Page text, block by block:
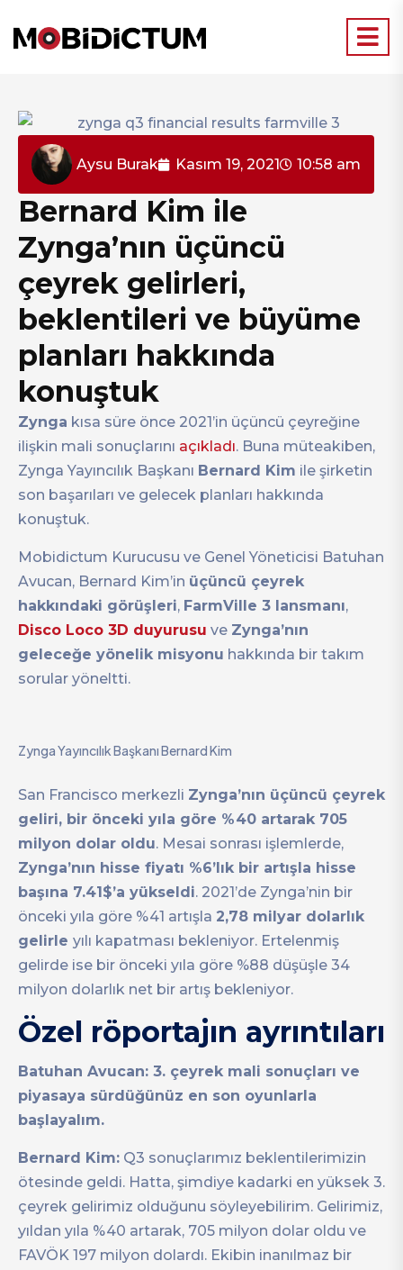
Aysu Burak Kasım 19, 2021 10:58 am
Bernard Kim ile
Zynga’nın üçüncü
çeyrek gelirleri,
beklentileri ve büyüme
planları hakkında
konuştuk
Zynga kısa süre önce 2021’in üçüncü çeyreğine
ilişkin mali sonuçlarını açıkladı. Buna müteakiben,
Zynga Yayıncılık Başkanı Bernard Kim ile şirketin
son başarıları ve gelecek planları hakkında
konuştuk.
Mobidictum Kurucusu ve Genel Yöneticisi Batuhan
Avucan, Bernard Kim’in üçüncü çeyrek
hakkındaki görüşleri, FarmVille 3 lansmanı,
Disco Loco 3D duyurusu ve Zynga’nın
geleceğe yönelik misyonu hakkında bir takım
sorular yöneltti.
Zynga Yayıncılık Başkanı Bernard Kim
San Francisco merkezli Zynga’nın üçüncü çeyrek
geliri, bir önceki yıla göre %40 artarak 705
milyon dolar oldu. Mesai sonrası işlemlerde,
Zynga’nın hisse fiyatı %6’lık bir artışla hisse
başına 7.41$’a yükseldi. 2021’de Zynga’nin bir
önceki yıla göre %41 artışla 2,78 milyar dolarlık
gelirle yılı kapatması bekleniyor. Ertelenmiş
gelirde ise bir önceki yıla göre %88 düşüşle 34
milyon dolarlık net bir artış bekleniyor.
Özel röportajın ayrıntıları
Batuhan Avucan: 3. çeyrek mali sonuçları ve
piyasaya sürdüğünüz en son oyunlarla
başlayalım.
Bernard Kim: Q3 sonuçlarımız beklentilerimizin
ötesinde geldi. Hatta, şimdiye kadarki en yüksek 3.
çeyrek gelirimiz olduğunu söyleyebilirim. Gelirimiz,
yıldan yıla %40 artarak, 705 milyon dolar oldu ve
FAVÖK 197 milyon dolardı. Ekibin inanılmaz bir